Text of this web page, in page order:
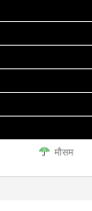
मौसम